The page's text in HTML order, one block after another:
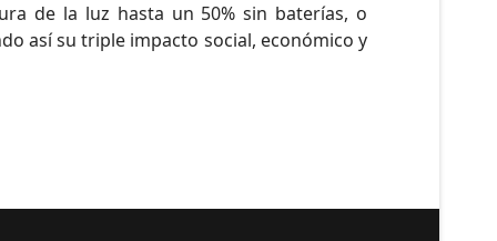
de la luz hasta un 50% sin baterías, o
así su triple impacto social, económico y